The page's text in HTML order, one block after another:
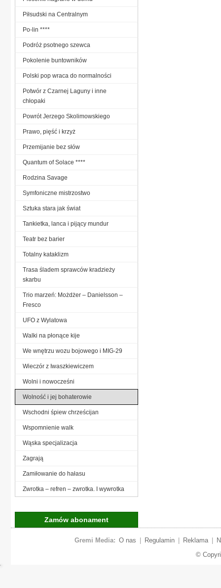
Piłsudski na Centralnym
Po-lin ****
Podróż psotnego szewca
Pokolenie buntowników
Polski pop wraca do normalności
Potwór z Czarnej Laguny i inne
chłopaki
Powrót Jerzego Skolimowskiego
Prawo, pięść i krzyż
Przemijanie bez słów
Quantum of Solace ****
Rodzina Savage
Symfoniczne mistrzostwo
Sztuka stara jak świat
Tankietka, lanca i pijący mundur
Teatr bez barier
Totalny kataklizm
Trasa śladem sprawców kradzieży
skarbu
Trio marzeń: Możdżer – Danielsson –
Fresco
UFO z Wylatowa
Walki na płonące kije
We wnętrzu wozu bojowego i MIG-29
Wieczór z Iwaszkiewiczem
Wolni i nowocześni
Wolność i jej bohaterowie
Wschodni śpiew chrześcijan
Wspomnienie walk
Wąska specjalizacja
Zagrają
Zamiłowanie do hałasu
Zwrotka – refren – zwrotka. I wywrotka
Zamów abonament
Gremi Media: O nas Regulamin Reklama
©